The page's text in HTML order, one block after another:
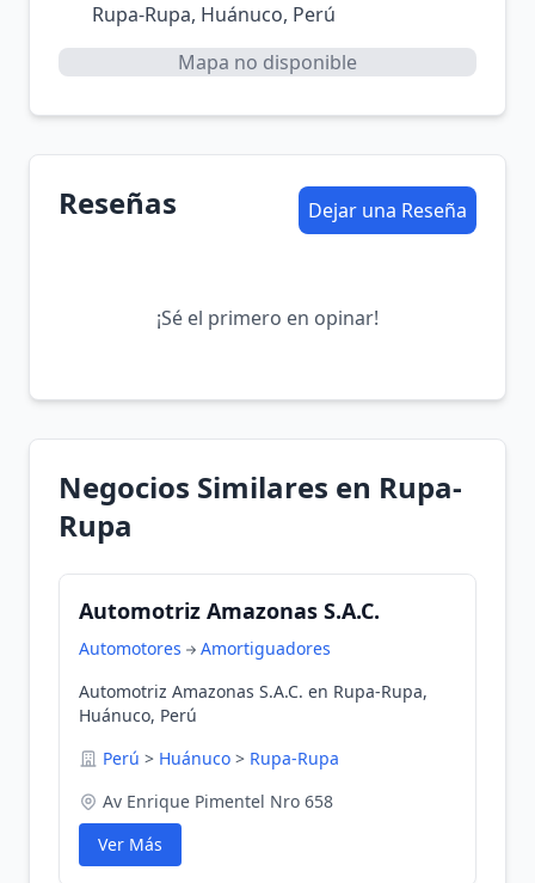
Rupa-Rupa, Huánuco, Perú
Mapa no disponible
Reseñas Dejar una Reseña
¡Sé el primero en opinar!
Negocios Similares en Rupa-
Rupa
Automotriz Amazonas S.A.C.
Automotores
Amortiguadores
Automotriz Amazonas S.A.C. en Rupa-Rupa,
Huánuco, Perú
Perú > Huánuco > Rupa-Rupa
Av Enrique Pimentel Nro 658
Ver Más